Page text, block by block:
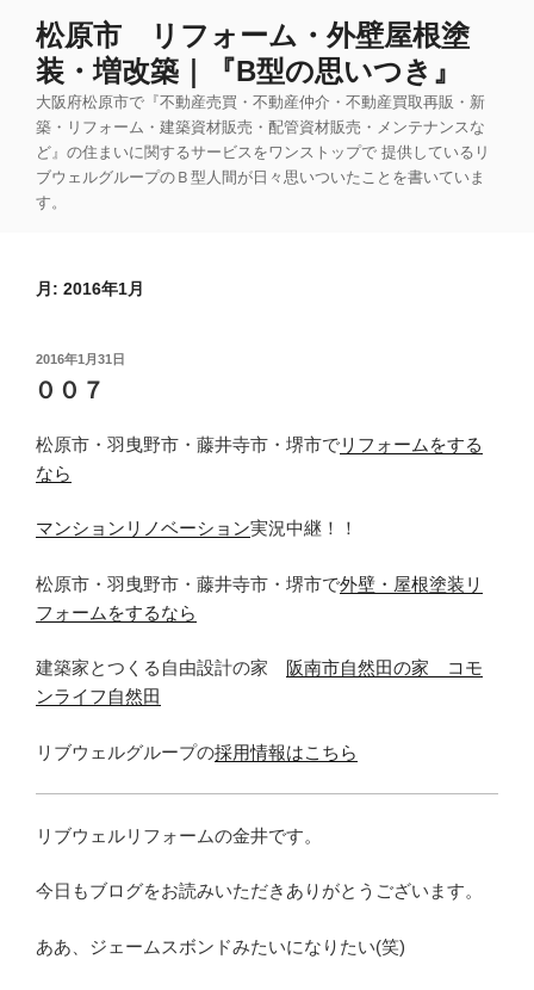
松原市 リフォーム・外壁屋根塗
装・増改築｜『B型の思いつき』
大阪府松原市で『不動産売買・不動産仲介・不動産買取再販・新
築・リフォーム・建築資材販売・配管資材販売・メンテナンスな
ど』の住まいに関するサービスをワンストップで 提供しているリ
ブウェルグループのＢ型人間が日々思いついたことを書いていま
す。
月: 2016年1月
投
稿
日:
2016年1月31日
００７
松原市・羽曳野市・藤井寺市・堺市でリフォームをする
なら
マンションリノベーション実況中継！！
松原市・羽曳野市・藤井寺市・堺市で外壁・屋根塗装リ
フォームをするなら
建築家とつくる自由設計の家 阪南市自然田の家 コモ
ンライフ自然田
リブウェルグループの採用情報はこちら
リブウェルリフォームの金井です。
今日もブログをお読みいただきありがとうございます。
ああ、ジェームスボンドみたいになりたい(笑)